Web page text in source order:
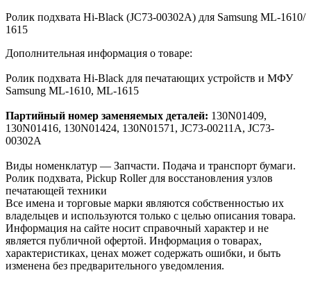
Ролик подхвата Hi-Black (JC73-00302A) для Samsung ML-1610/
1615
Дополнительная информация о товаре:
Ролик подхвата Hi-Black для печатающих устройств и МФУ
Samsung ML-1610, ML-1615
Партийный номер заменяемых деталей: 130N01409,
130N01416, 130N01424, 130N01571, JC73-00211A, JC73-
00302A
Виды номенклатур — Запчасти. Подача и транспорт бумаги.
Ролик подхвата, Pickup Roller для восстановления узлов
печатающей техники
Все имена и торговые марки являются собственностью их
владельцев и используются только с целью описания товара.
Информация на сайте носит справочный характер и не
является публичной офертой. Информация о товарах,
характеристиках, ценах может содержать ошибки, и быть
изменена без предварительного уведомления.